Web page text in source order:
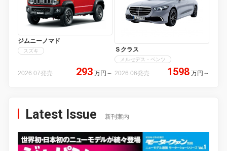
ジムニーノマド
スズキ
2026.07発売 293 万円 ～
Ｓクラス
メルセデス・ベンツ
2026.06発売 1598 万円 ～
Latest Issue 新刊案内